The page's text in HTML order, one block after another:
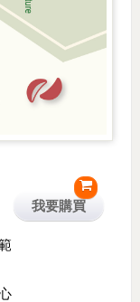
我要購買